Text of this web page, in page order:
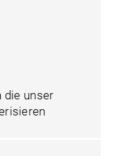
die unser